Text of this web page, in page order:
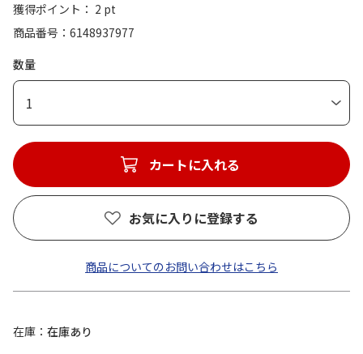
獲得ポイント： 2 pt
商品番号
6148937977
数量
1
カートに入れる
お気に入りに登録する
商品についてのお問い合わせはこちら
在庫
在庫あり